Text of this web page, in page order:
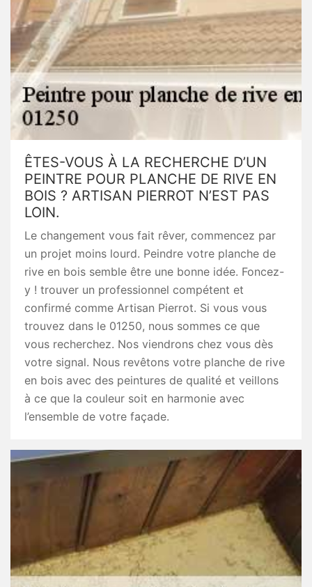
ÊTES-VOUS À LA RECHERCHE D’UN
PEINTRE POUR PLANCHE DE RIVE EN
BOIS ? ARTISAN PIERROT N’EST PAS
LOIN.
Le changement vous fait rêver, commencez par
un projet moins lourd. Peindre votre planche de
rive en bois semble être une bonne idée. Foncez-
y ! trouver un professionnel compétent et
confirmé comme Artisan Pierrot. Si vous vous
trouvez dans le 01250, nous sommes ce que
vous recherchez. Nos viendrons chez vous dès
votre signal. Nous revêtons votre planche de rive
en bois avec des peintures de qualité et veillons
à ce que la couleur soit en harmonie avec
l’ensemble de votre façade.